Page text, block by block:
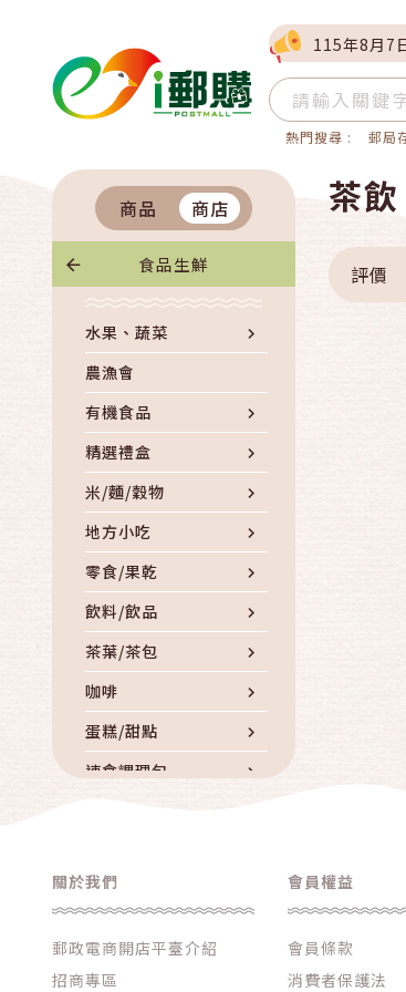
115年8月7
熱門搜尋 : 郵局
商品 商店
食品生鮮
水果、蔬菜
農漁會
有機食品
精選禮盒
米/麵/穀物
地方小吃
零食/果乾
飲料/飲品
茶葉/茶包
咖啡
蛋糕/甜點
速食調理包
南北貨/乾貨
冷凍冷藏
茶飲
評價
關於我們
郵政電商開店平臺介紹
招商專區
會員權益
會員條款
消費者保護法